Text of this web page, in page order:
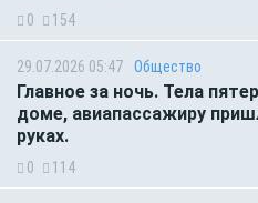
0 154
29.07.2026 05:47 Общество
Главное за ночь. Тела
доме, авиапассажиру
руках.
0 114